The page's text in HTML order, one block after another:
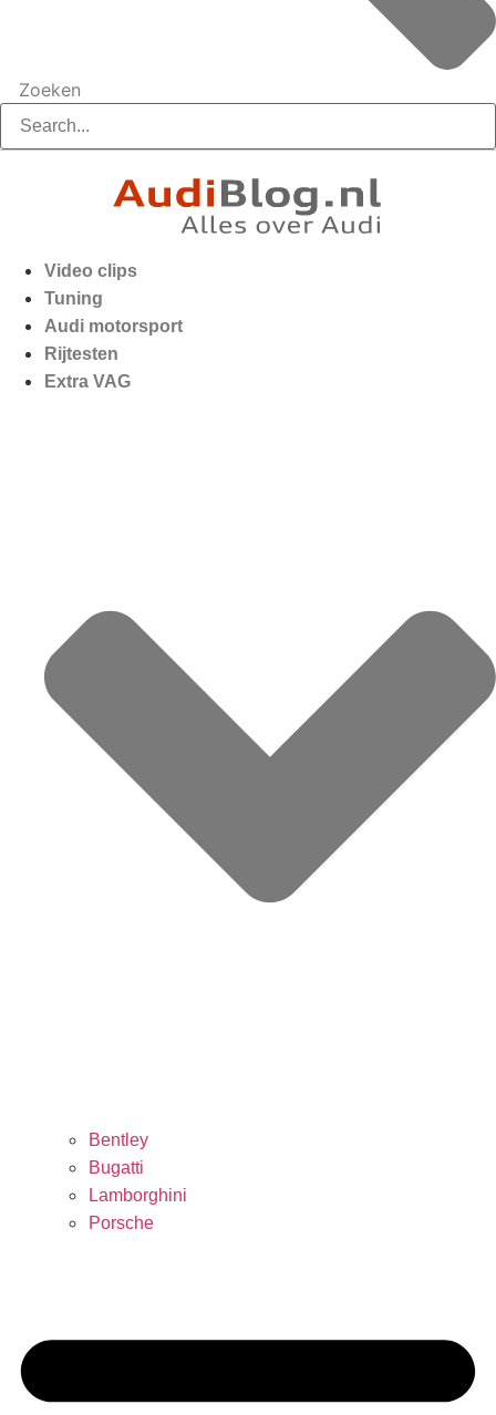
Zoeken
Video clips
Tuning
Audi motorsport
Rijtesten
Extra VAG
Bentley
Bugatti
Lamborghini
Porsche